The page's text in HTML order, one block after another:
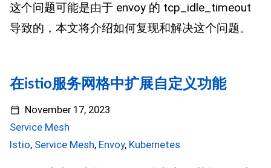
这个问题可能是由于 envoy 的 tcp_idle_timeout
导致的，本文将介绍如何复现和解决这个问题。
在istio服务网格中扩展自定义功能
November 17, 2023
Service Mesh
Istio, Service Mesh, Envoy, Kubernetes